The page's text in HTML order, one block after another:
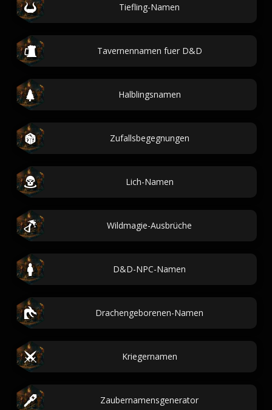
Tiefling-Namen
Tavernennamen fuer D&D
Halblingsnamen
Zufallsbegegnungen
Lich-Namen
Wildmagie-Ausbrüche
D&D-NPC-Namen
Drachengeborenen-Namen
Kriegernamen
Zaubernamensgenerator